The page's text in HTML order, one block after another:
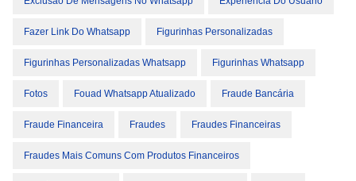
Fazer Link Do Whatsapp Figurinhas Personalizadas
Figurinhas Personalizadas Whatsapp Figurinhas Whatsapp
Fotos Fouad Whatsapp Atualizado Fraude Bancária
Fraude Financeira Fraudes Fraudes Financeiras
Fraudes Mais Comuns Com Produtos Financeiros